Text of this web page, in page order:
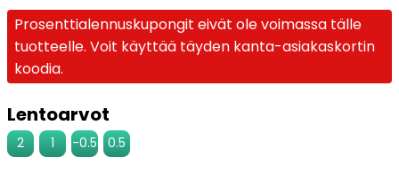
Prosenttialennuskupongit eivät ole voimassa tälle
tuotteelle. Voit käyttää täyden kanta-asiakaskortin
koodia.
Lentoarvot
2 1 -0.5 0.5